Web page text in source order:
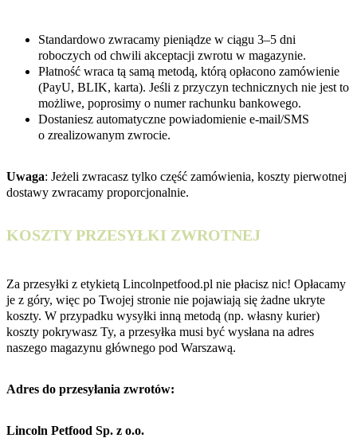
Standardowo zwracamy pieniądze w ciągu 3–5 dni
roboczych od chwili akceptacji zwrotu w magazynie.
Płatność wraca tą samą metodą, którą opłacono zamówienie
(PayU, BLIK, karta). Jeśli z przyczyn technicznych nie jest to
możliwe, poprosimy o numer rachunku bankowego.
Dostaniesz automatyczne powiadomienie e‑mail/SMS
o zrealizowanym zwrocie.
Uwaga: Jeżeli zwracasz tylko część zamówienia, koszty pierwotnej
dostawy zwracamy proporcjonalnie.
KOSZTY PRZESYŁKI ZWROTNEJ
Za przesyłki z etykietą Lincolnpetfood.pl nie płacisz nic! Opłacamy
je z góry, więc po Twojej stronie nie pojawiają się żadne ukryte
koszty. W przypadku wysyłki inną metodą (np. własny kurier)
koszty pokrywasz Ty, a przesyłka musi być wysłana na adres
naszego magazynu głównego pod Warszawą.
Adres do przesyłania zwrotów:
Lincoln Petfood Sp. z o.o.